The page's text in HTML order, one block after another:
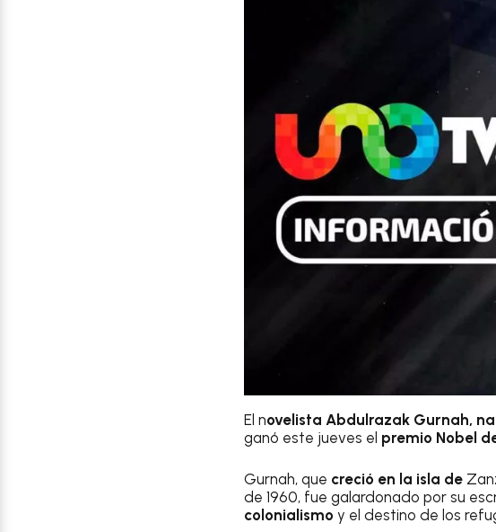
El novelista Abdulrazak Gurnah,
ganó este jueves el premio Nobel
Gurnah, que creció en la isla de
de 1960, fue galardonado por su
colonialismo y el destino de los